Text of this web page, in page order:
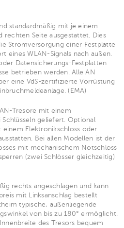
standardmäßig mit je einem
rechten Seite ausgestattet. Dies
Stromversorgung einer Festplatte
eines WLAN-Signals nach außen.
Datensicherungs-Festplatten
betrieben werden. Alle AN
eine VdS-zertifizierte Vorrüstung
(EMA)
Tresore mit einem
geliefert. Optional
einem Elektronikschloss oder
Bei allen Modellen ist der
mit mechanischem Notschloss
(zwei Schlösser gleichzeitig)
rechts angeschlagen und kann
mit Linksanschlag bestellt
typische, außenliegende
von bis zu 180° ermöglicht.
des Tresors bequem